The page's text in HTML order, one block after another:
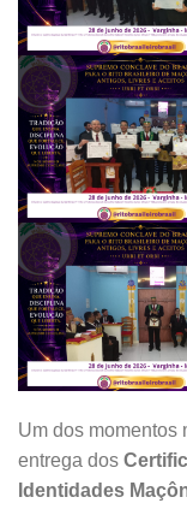
Um dos momentos
entrega dos
Identidades